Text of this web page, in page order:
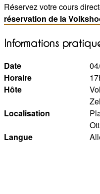
Réservez votre cours
réservation de la
Informations
Date
Horaire
Hôte
Localisation
Langue